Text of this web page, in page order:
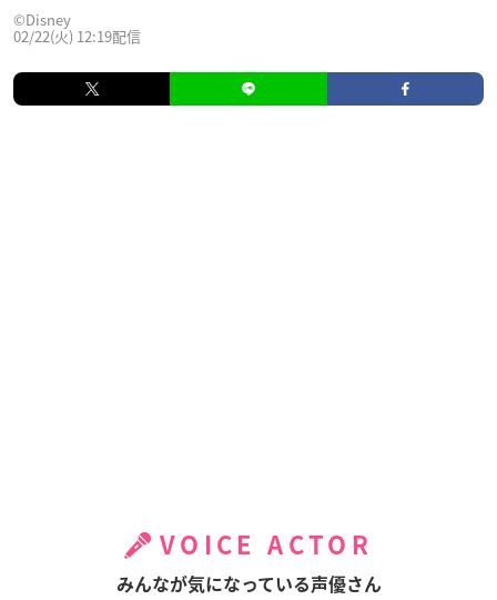
©Disney
02/22(火) 12:19配信
VOICE ACTOR
みんなが気になっている声優さん